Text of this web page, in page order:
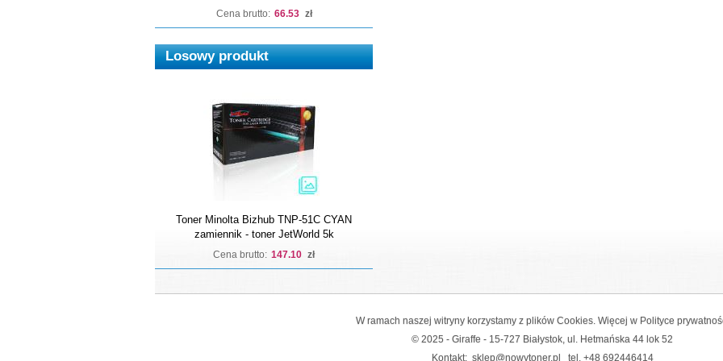
Cena brutto: 66.53 zł
Losowy produkt
Toner Minolta Bizhub TNP-51C CYAN
zamiennik - toner JetWorld 5k
Cena brutto: 147.10 zł
W ramach naszej witryny korzystamy z plików Cookies. Więcej w Polityce
© 2025 - Giraffe - 15-727 Białystok, ul. Hetmańska 44 lok 52
Kontakt: sklep@nowytoner.pl tel. +48 692446414